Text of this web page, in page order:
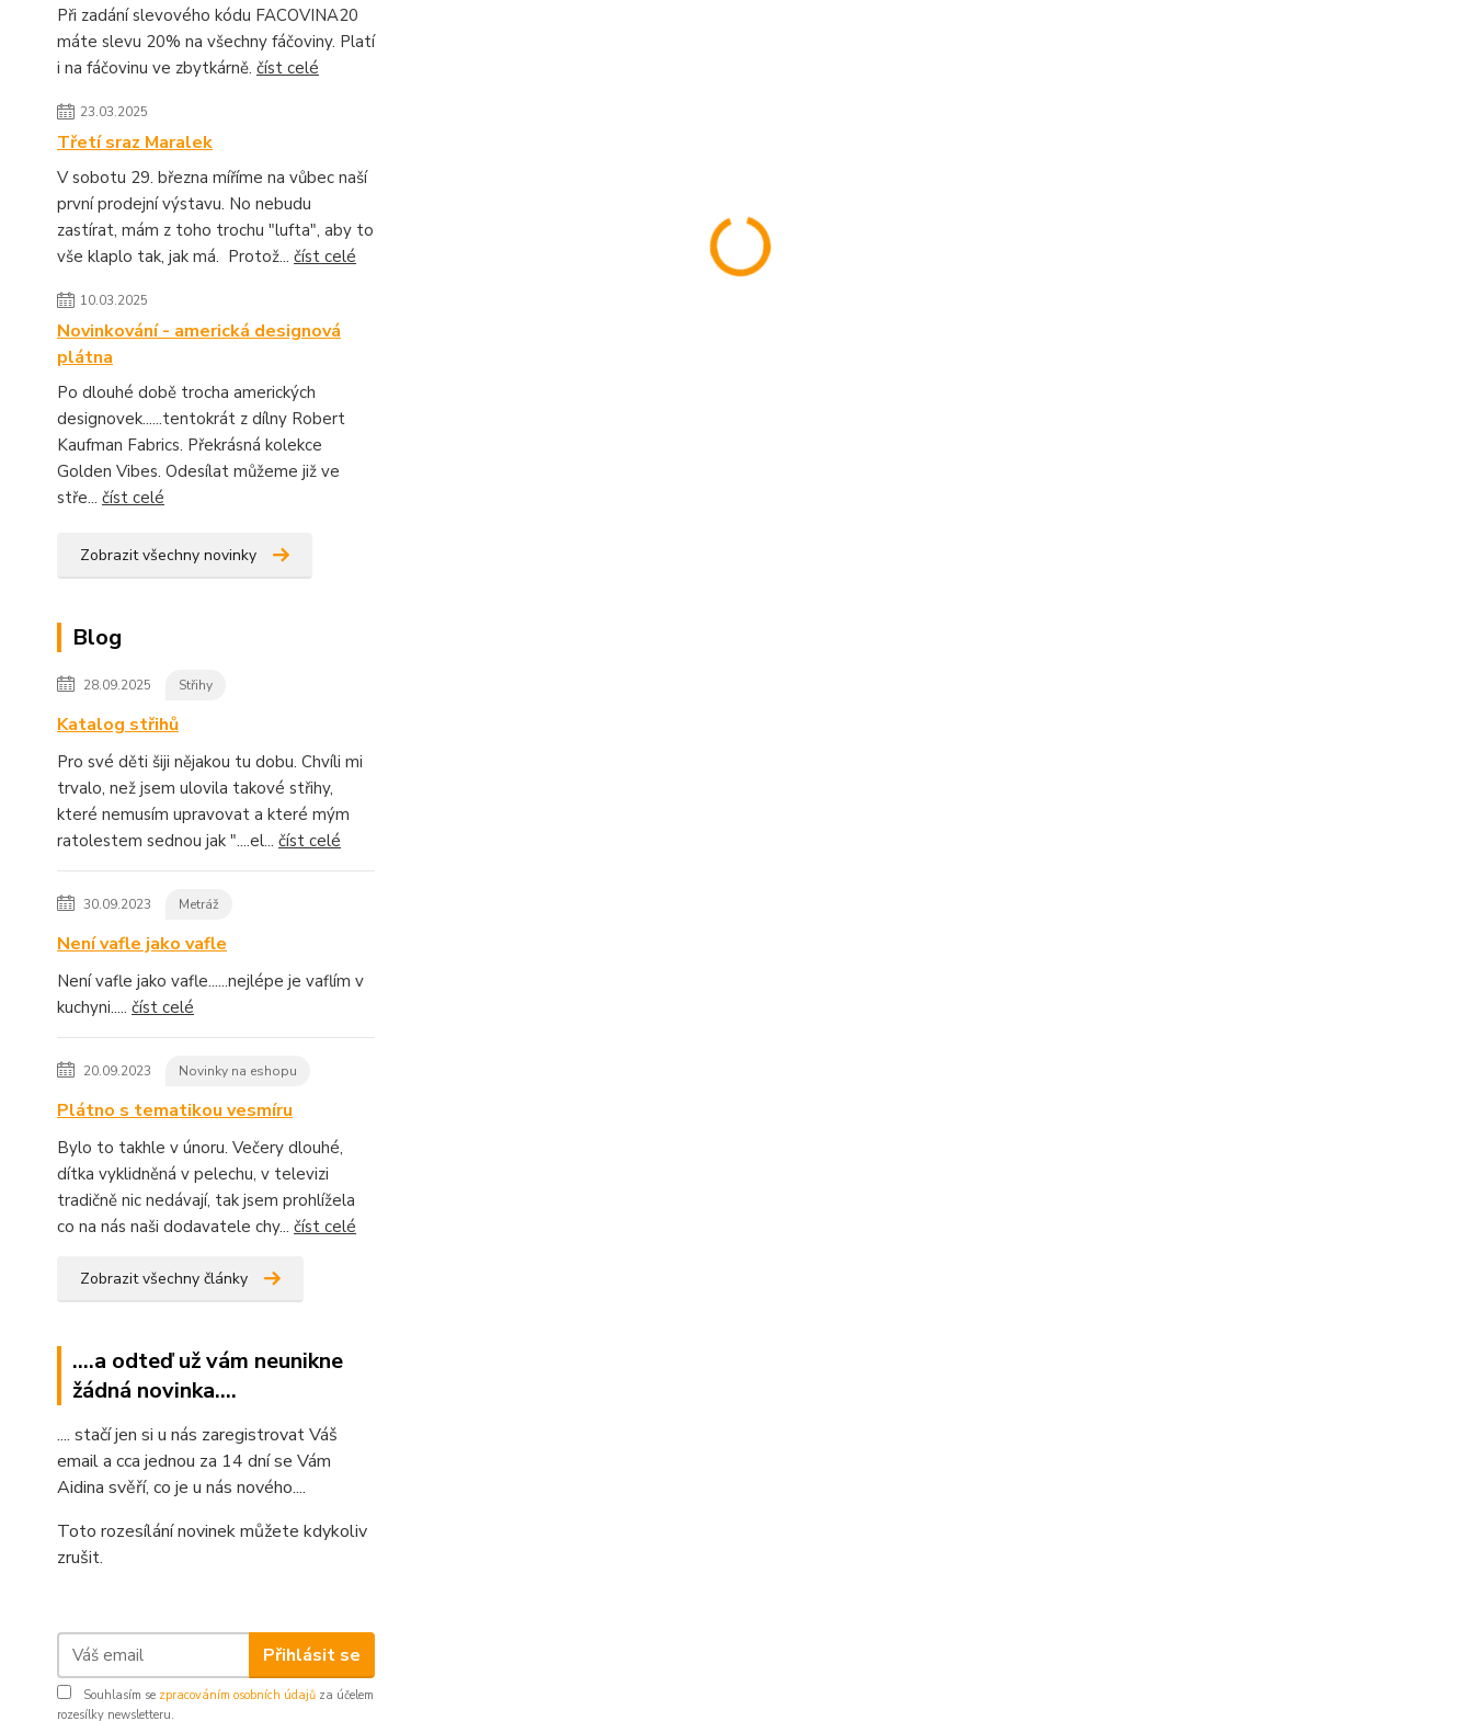
Při zadání slevového kódu FACOVINA20
máte slevu 20% na všechny fáčoviny. Platí
i na fáčovinu ve zbytkárně. číst celé
23.03.2025
Třetí sraz Maralek
V sobotu 29. března míříme na vůbec naší
první prodejní výstavu. No nebudu
zastírat, mám z toho trochu "lufta", aby to
vše klaplo tak, jak má. Protož... číst celé
10.03.2025
Novinkování - americká designová
plátna
Po dlouhé době trocha amerických
designovek......tentokrát z dílny Robert
Kaufman Fabrics. Překrásná kolekce
Golden Vibes. Odesílat můžeme již ve
stře... číst celé
Zobrazit všechny novinky
Blog
28.09.2025 Střihy
Katalog střihů
Pro své děti šiji nějakou tu dobu. Chvíli mi
trvalo, než jsem ulovila takové střihy,
které nemusím upravovat a které mým
ratolestem sednou jak "....el... číst celé
30.09.2023 Metráž
Není vafle jako vafle
Není vafle jako vafle......nejlépe je vaflím v
kuchyni..... číst celé
20.09.2023 Novinky na eshopu
Plátno s tematikou vesmíru
Bylo to takhle v únoru. Večery dlouhé,
dítka vyklidněná v pelechu, v televizi
tradičně nic nedávají, tak jsem prohlížela
co na nás naši dodavatele chy... číst celé
Zobrazit všechny články
....a odteď už vám neunikne
žádná novinka....
.... stačí jen si u nás zaregistrovat Váš
email a cca jednou za 14 dní se Vám
Aidina svěří, co je u nás nového....
Toto rozesílání novinek můžete kdykoliv
zrušit.
Přihlásit se
Souhlasím se zpracováním osobních údajů za účelem
rozesílky newsletteru.